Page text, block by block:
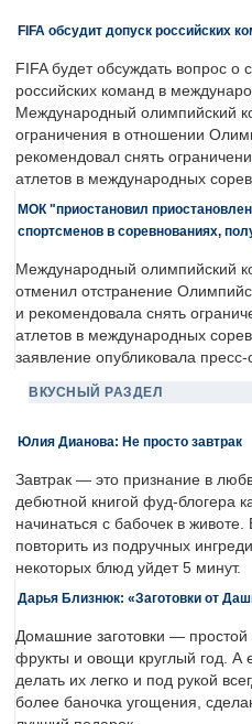
FIFA обсудит допуск российских
FIFA будет обсуждать вопрос о
российских команд в
Международный олимпийский
ограничения в отношении
рекомендовал снять
атлетов в международных
МОК "приостановил
спортсменов в соревнованиях,
Международный олимпийский
отменил отстранение
и рекомендовала снять
атлетов в международных
заявление опубликовала
ВКУСНЫЙ РАЗДЕЛ
Юлия Дианова: Не просто завтрак
Завтрак — это признание в
дебютной книгой фуд-блогера
начинаться с бабочек в животе.
повторить из подручных
некоторых блюд уйдет 5 минут.
Дарья Близнюк: «Заготовки от
Домашние заготовки — простой
фрукты и овощи круглый год. А
делать их легко и под рукой
более баночка угощения,